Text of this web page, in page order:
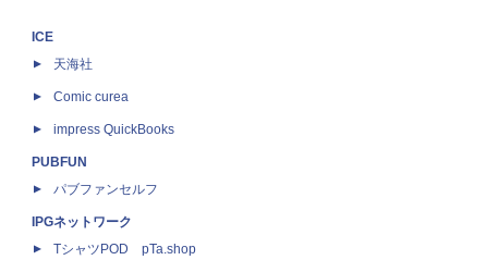
ICE
天海社
Comic curea
impress QuickBooks
PUBFUN
パブファンセルフ
IPGネットワーク
TシャツPOD pTa.shop